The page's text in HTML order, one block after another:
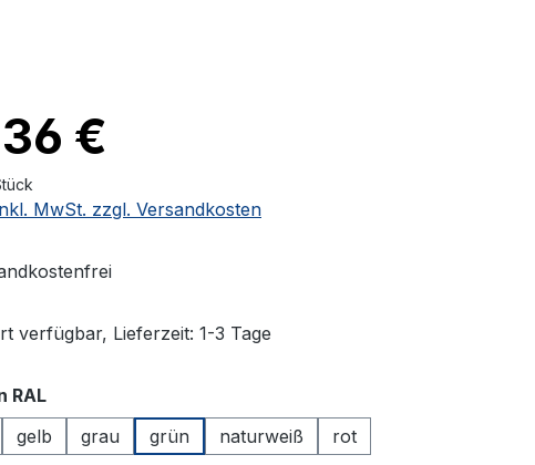
€
MwSt. zzgl. Versandkosten
verfügbar, Lieferzeit: 1-3 Tage
RALauswählen
gelb grau grün naturweiß rot